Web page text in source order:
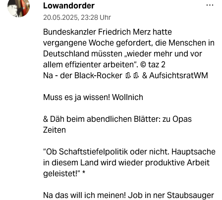
Lowandorder
20.05.2025, 23:28 Uhr
Bundeskanzler Friedrich Merz hatte
vergangene Woche gefordert, die Menschen in
Deutschland müssten „wieder mehr und vor
allem effizienter arbeiten“. ©️ taz 2
Na - der Black-Rocker 👢👢 & AufsichtsratWM
Muss es ja wissen! Wollnich
& Däh beim abendlichen Blätter: zu Opas
Zeiten
“Ob Schaftstiefelpolitik oder nicht. Hauptsache
in diesem Land wird wieder produktive Arbeit
geleistet!“ *
Na das will ich meinen! Job in ner Staubsauger